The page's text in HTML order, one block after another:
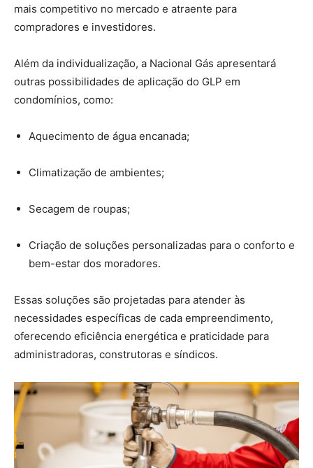
mais competitivo no mercado e atraente para
compradores e investidores.
Além da individualização, a Nacional Gás apresentará
outras possibilidades de aplicação do GLP em
condomínios, como:
Aquecimento de água encanada;
Climatização de ambientes;
Secagem de roupas;
Criação de soluções personalizadas para o conforto e
bem-estar dos moradores.
Essas soluções são projetadas para atender às
necessidades específicas de cada empreendimento,
oferecendo eficiência energética e praticidade para
administradoras, construtoras e síndicos.